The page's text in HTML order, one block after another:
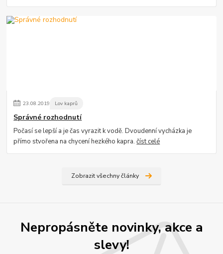
23.08.2019 Lov kaprů
Správné rozhodnutí
Počasí se lepší a je čas vyrazit k vodě. Dvoudenní vycházka je
přímo stvořena na chycení hezkého kapra.číst celé
Zobrazit všechny články
Nepropásněte novinky, akce a
slevy!